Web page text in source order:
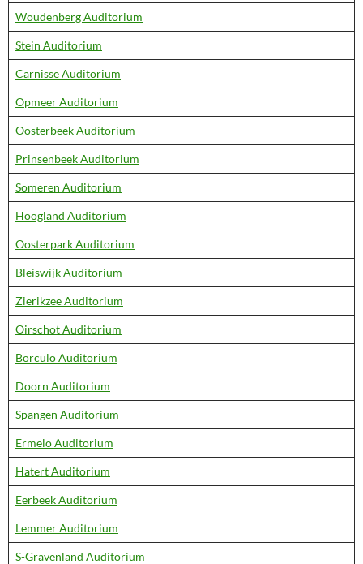
Woudenberg Auditorium
Stein Auditorium
Carnisse Auditorium
Opmeer Auditorium
Oosterbeek Auditorium
Prinsenbeek Auditorium
Someren Auditorium
Hoogland Auditorium
Oosterpark Auditorium
Bleiswijk Auditorium
Zierikzee Auditorium
Oirschot Auditorium
Borculo Auditorium
Doorn Auditorium
Spangen Auditorium
Ermelo Auditorium
Hatert Auditorium
Eerbeek Auditorium
Lemmer Auditorium
S-Gravenland Auditorium